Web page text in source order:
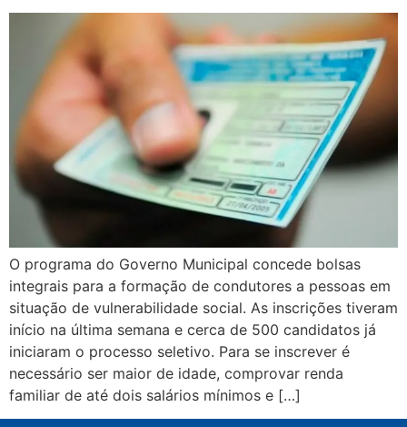
O programa do Governo Municipal concede bolsas
integrais para a formação de condutores a pessoas em
situação de vulnerabilidade social. As inscrições tiveram
início na última semana e cerca de 500 candidatos já
iniciaram o processo seletivo. Para se inscrever é
necessário ser maior de idade, comprovar renda
familiar de até dois salários mínimos e […]